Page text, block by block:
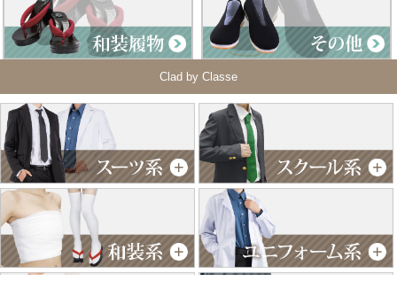
Clad by Classe